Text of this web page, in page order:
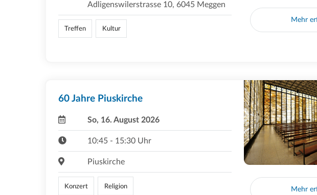
Adligenswilerstrasse 10, 6045 Meggen
Treffen Kultur
Mehr
60 Jahre Piuskirche
So, 16. August 2026
10:45 - 15:30 Uhr
Piuskirche
Konzert Religion Mehr